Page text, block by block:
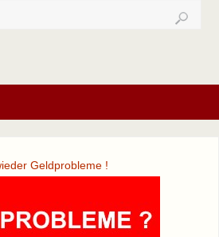
Geldprobleme !